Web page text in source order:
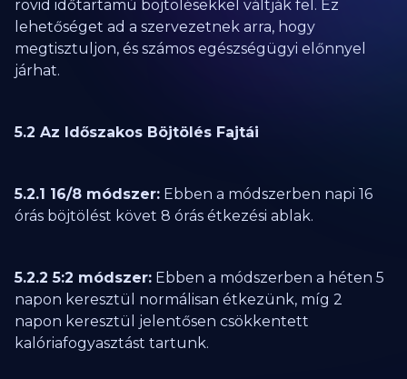
rövid időtartamú böjtölésekkel váltják fel. Ez
lehetőséget ad a szervezetnek arra, hogy
megtisztuljon, és számos egészségügyi előnnyel
járhat.
5.2 Az Időszakos Böjtölés Fajtái
5.2.1 16/8 módszer: Ebben a módszerben napi 16
órás böjtölést követ 8 órás étkezési ablak.
5.2.2 5:2 módszer: Ebben a módszerben a héten 5
napon keresztül normálisan étkezünk, míg 2
napon keresztül jelentősen csökkentett
kalóriafogyasztást tartunk.